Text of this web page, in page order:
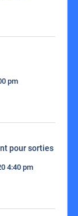
pm
pour sorties
4:40 pm